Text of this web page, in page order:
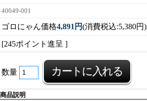
40049-001
ゴロにゃん価格4,891円(消費税込:5,380円)
[245ポイント進呈 ]
数量
商品説明